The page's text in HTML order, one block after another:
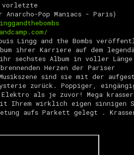
vorletzte
Anarcho-Pop Maniacs - Paris)
Lingg and the Bombs
ihrer Karriere auf dem
sechstes Album in voller
Herzen der Pariser
sind sie mit der
zurück.
Poppiger,
Elektro als je zuvor! Mega krasser
wirklich eigen sinnigen
aufs Parkett gelegt .